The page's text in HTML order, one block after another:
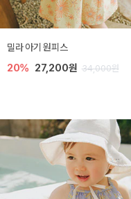
밀라 아기 원피스
20% 27,200원 34,000원